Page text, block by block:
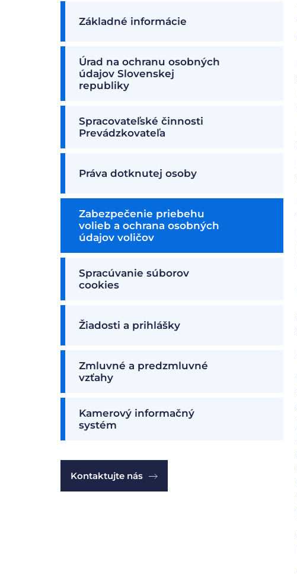
Základné informácie
Úrad na ochranu osobných
údajov Slovenskej
republiky
Spracovateľské činnosti
Prevádzkovateľa
Práva dotknutej osoby
Zabezpečenie priebehu
volieb a ochrana osobných
údajov voličov
Spracúvanie súborov
cookies
Žiadosti a prihlášky
Zmluvné a predzmluvné
vzťahy
Kamerový informačný
systém
Kontaktujte nás